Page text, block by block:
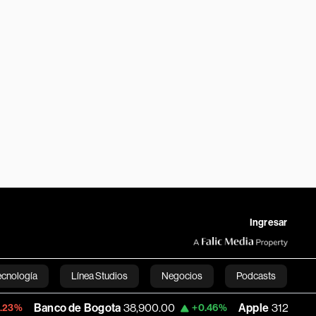
Ingresar
Línea Studios Negocios Podcasts
English
de Bogota 38,900.00 +0.46% Apple 312.53 +0.51%